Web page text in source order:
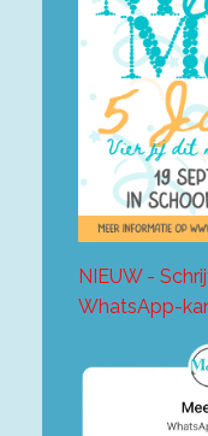
NIEUW -
WhatsApp-